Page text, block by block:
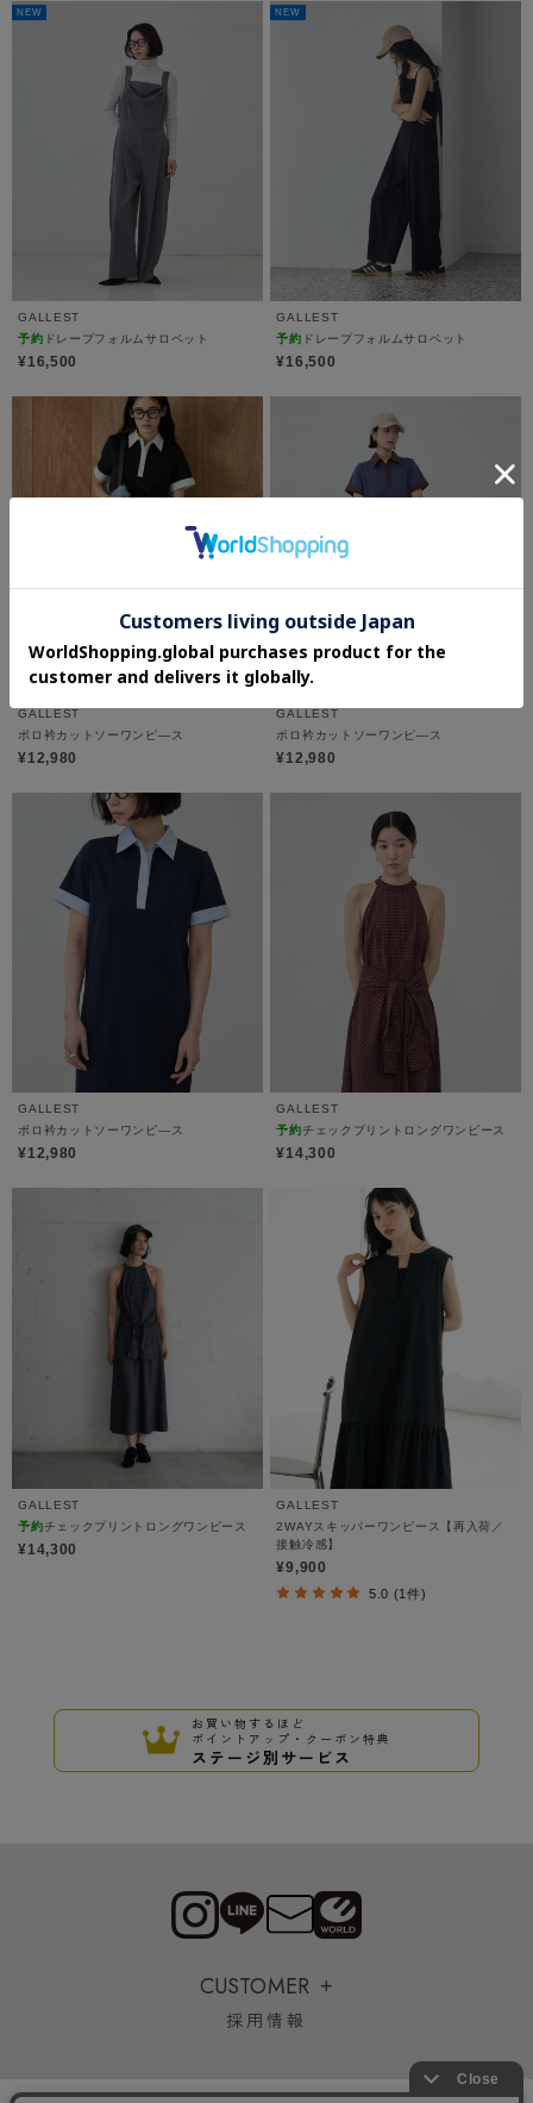
NEW
GALLEST
予約 ドレープフォルムサロペット
¥16,500
NEW
GALLEST
予約 ドレープフォルムサロペット
¥16,500
GALLEST
ポロ衿カットソーワンピ―ス
¥12,980
GALLEST
ポロ衿カットソーワンピ―ス
¥12,980
GALLEST
ポロ衿カットソーワンピ―ス
¥12,980
GALLEST
予約チェックプリントロングワンピース
¥14,300
GALLEST
予約チェックプリントロングワンピース
¥14,300
GALLEST
2WAYスキッパーワンピース【再入荷／
接触冷感】
¥9,900
5.0 (1件)
お買い物するほど
ポイントアップ・クーポン特典
ステージ別サービス
CUSTOMER
採用情報